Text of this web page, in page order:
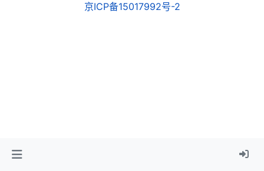
京ICP备15017992号-2